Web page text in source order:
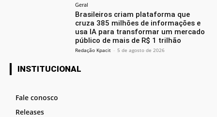
Geral
Brasileiros criam plataforma que
cruza 385 milhões de informações e
usa IA para transformar um mercado
público de mais de R$ 1 trilhão
Redação Kpacit - 5 de agosto de 2026
INSTITUCIONAL
Fale conosco
Releases